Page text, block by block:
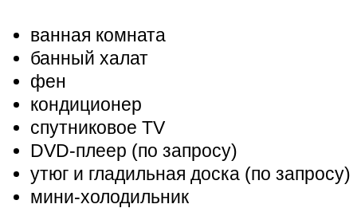
ванная комната
банный халат
фен
кондиционер
спутниковое TV
DVD-плеер (по запросу)
утюг и гладильная доска (по запросу)
мини-холодильник